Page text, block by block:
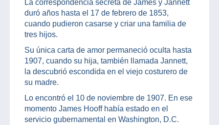
La correspondencia secreta de James y Jannett
duró años hasta el 17 de febrero de 1853,
cuando pudieron casarse y criar una familia de
tres hijos.
Su única carta de amor permaneció oculta hasta
1907, cuando su hija, también llamada Jannett,
la descubrió escondida en el viejo costurero de
su madre.
Lo encontró el 10 de noviembre de 1907. En ese
momento James Hooff había estado en el
servicio gubernamental en Washington, D.C.